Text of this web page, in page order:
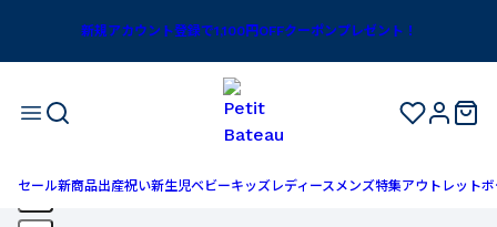
新規アカウント登録で1,100円OFFクーポンプレゼント！
セール新商品出産祝い新生児ベビーキッズ レディースメンズ特集アウトレットボ